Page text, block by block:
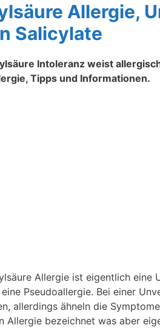
Allergie,
Salicylate
Intoleranz weist
Tipps und Informationen.
Allergie ist eigentlich
Pseudoallergie. Bei einer
allerdings ähneln die
Allergie bezeichnet was aber